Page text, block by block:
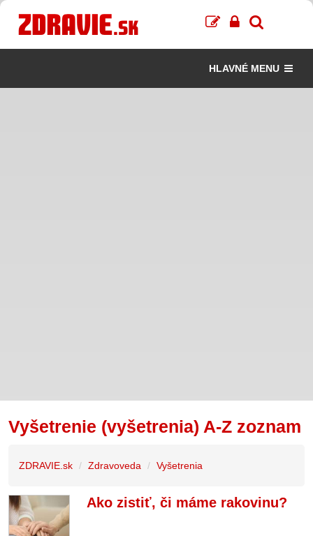
HLAVNÉ MENU
Vyšetrenie (vyšetrenia) A-Z zoznam
ZDRAVIE.sk Zdravoveda Vyšetrenia
Ako zistiť, či máme rakovinu?